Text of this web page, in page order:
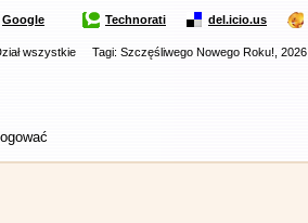
Google Technorati del.icio.us
wszystkie
Tagi: Szczęśliwego Nowego Roku!, 2026